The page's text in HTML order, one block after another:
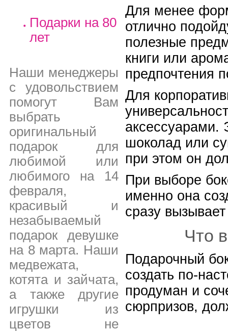
Подарки на 80
лет
Наши менеджеры
с удовольствием
помогут Вам
выбрать
оригинальный
подарок для
любимой или
любимого на 14
февраля,
красивый и
незабываемый
подарок девушке
на 8 марта. Наши
медвежата,
котята и зайчата,
а также другие
игрушки из
цветов не
Для менее
отлично
полезные
книги или
предпочтения
Для
аксессуарами.
шоколад или
при этом он
При выборе
именно она
сразу
Что
Подарочный
создать по-
продуман и
сюрпризов,